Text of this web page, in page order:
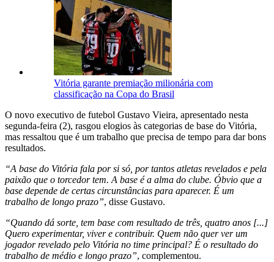
Vitória garante premiação milionária com
classificação na Copa do Brasil
O novo executivo de futebol Gustavo Vieira, apresentado nesta
segunda-feira (2), rasgou elogios às categorias de base do Vitória,
mas ressaltou que é um trabalho que precisa de tempo para dar bons
resultados.
“A base do Vitória fala por si só, por tantos atletas revelados e pela
paixão que o torcedor tem. A base é a alma do clube. Óbvio que a
base depende de certas circunstâncias para aparecer. É um
trabalho de longo prazo”, disse Gustavo.
“Quando dá sorte, tem base com resultado de três, quatro anos [...]
Quero experimentar, viver e contribuir. Quem não quer ver um
jogador revelado pelo Vitória no time principal? É o resultado do
trabalho de médio e longo prazo”, complementou.